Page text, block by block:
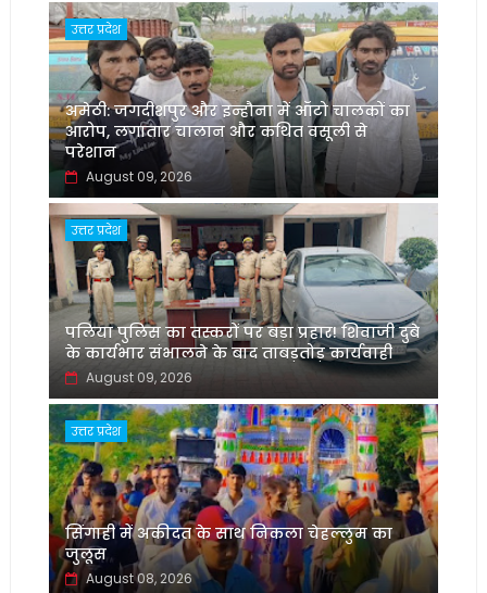
उत्तर प्रदेश
अमेठी: जगदीशपुर और इन्हौना में ऑटो चालकों का
आरोप, लगातार चालान और कथित वसूली से
परेशान
August 09, 2026
उत्तर प्रदेश
पलिया पुलिस का तस्करों पर बड़ा प्रहार! शिवाजी दुबे
के कार्यभार संभालने के बाद ताबड़तोड़ कार्यवाही
August 09, 2026
उत्तर प्रदेश
सिंगाही में अकीदत के साथ निकला चेहल्लुम का
जुलूस
August 08, 2026